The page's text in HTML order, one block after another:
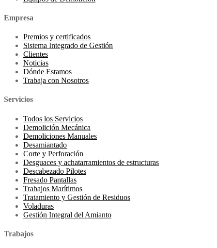
Empresa
Premios y certificados
Sistema Integrado de Gestión
Clientes
Noticias
Dónde Estamos
Trabaja con Nosotros
Servicios
Todos los Servicios
Demolición Mecánica
Demoliciones Manuales
Desamiantado
Corte y Perforación
Desguaces y achatarramientos de estructuras
Descabezado Pilotes
Fresado Pantallas
Trabajos Marítimos
Tratamiento y Gestión de Residuos
Voladuras
Gestión Integral del Amianto
Trabajos